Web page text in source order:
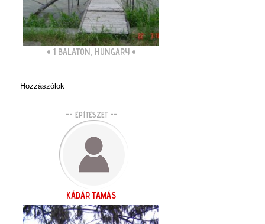
• 1 BALATON, HUNGARY•
Hozzászólok
-- ÉPÍTÉSZET --
KÁDÁR TAMÁS